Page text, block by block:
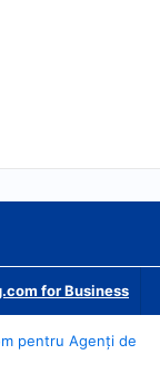
for Business
pentru Agenți de